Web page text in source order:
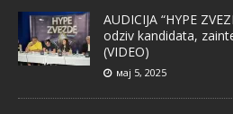
AUDICIJA “HYPE
odziv kandidata,
(VIDEO)
мај 5, 2025